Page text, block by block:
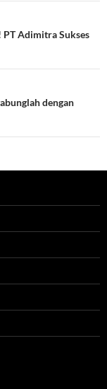
PT Adimitra Sukses
dengan